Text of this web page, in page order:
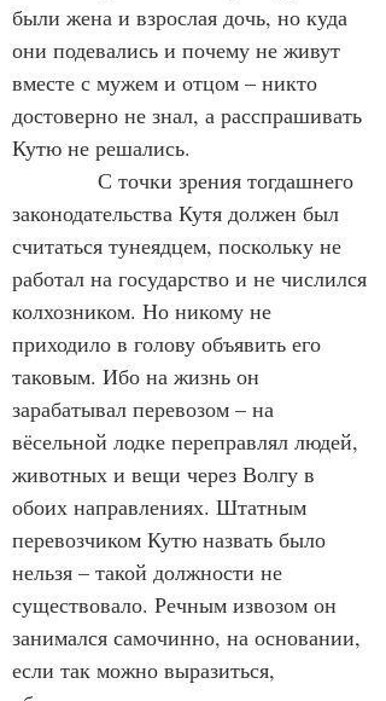
были жена и взрослая дочь, но куда
они подевались и почему не живут
вместе с мужем и отцом – никто
достоверно не знал, а расспрашивать
Кутю не решались.
С точки зрения тогдашнего
законодательства Кутя должен был
считаться тунеядцем, поскольку не
работал на государство и не числился
колхозником. Но никому не
приходило в голову объявить его
таковым. Ибо на жизнь он
зарабатывал перевозом – на
вёсельной лодке переправлял людей,
животных и вещи через Волгу в
обоих направлениях. Штатным
перевозчиком Кутю назвать было
нельзя – такой должности не
существовало. Речным извозом он
занимался самочинно, на основании,
если так можно выразиться,